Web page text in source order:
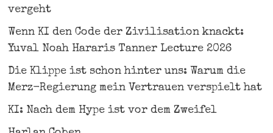
vergeht
Wenn KI den Code der Zivilisation knackt:
Yuval Noah Hararis Tanner Lecture 2026
Die Klippe ist schon hinter uns: Warum die
Merz-Regierung mein Vertrauen verspielt hat
KI: Nach dem Hype ist vor dem Zweifel